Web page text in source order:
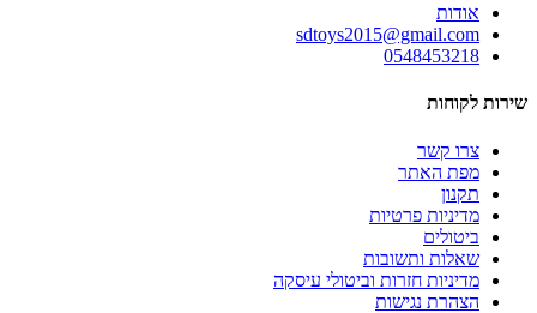
אודות
sdtoys2015@gmail.com
0548453218
שירות לקוחות
צרו קשר
מפת האתר
תקנון
מדיניות פרטיות
ביטולים
שאלות ותשובות
מדיניות חזרות וביטולי עיסקה
הצהרת נגישות